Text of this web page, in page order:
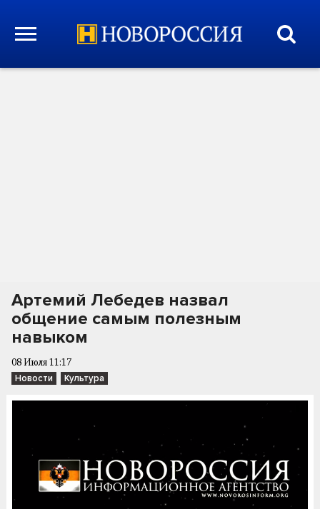
Артемий Лебедев назвал
общение самым полезным
навыком
08 Июля 11:17
Новости Культура